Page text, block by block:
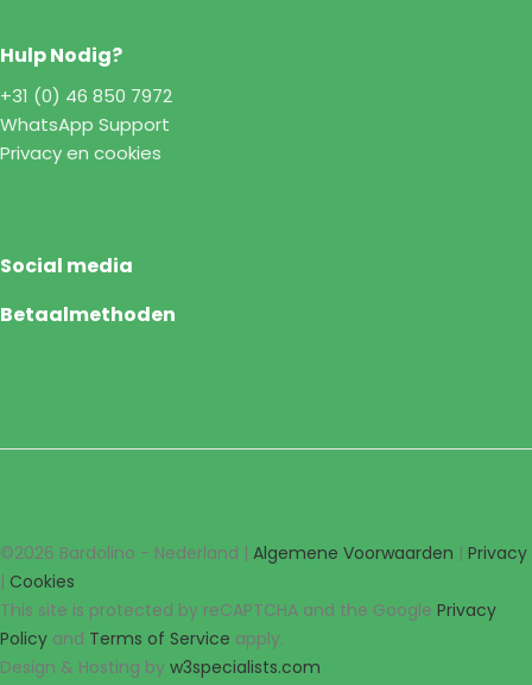
Hulp Nodig?
+31 (0) 46 850 7972
WhatsApp Support
Privacy en cookies
Social media
Betaalmethoden
©2026 Bardolino - Nederland | Algemene Voorwaarden | Privacy
| Cookies
This site is protected by reCAPTCHA and the Google Privacy
Policy and Terms of Service apply.
Design & Hosting by w3specialists.com